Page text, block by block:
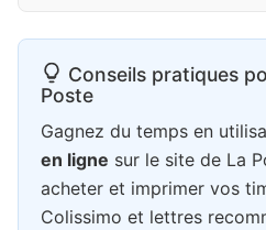
Conseils pratiques
Poste
Gagnez du temps en
en ligne sur le site de La
acheter et imprimer vos
Colissimo et lettres